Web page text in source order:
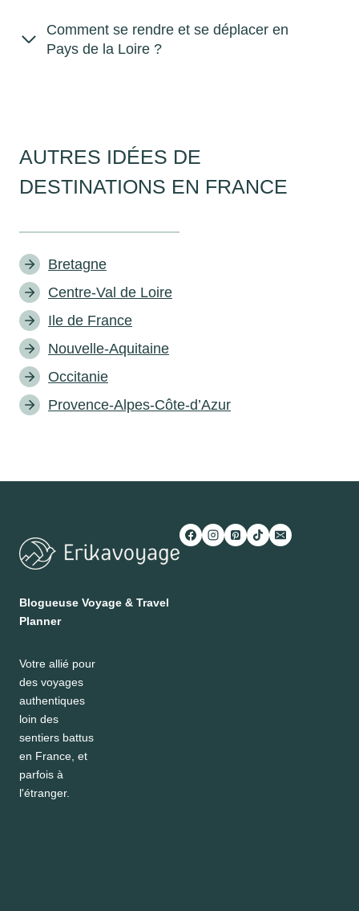
Comment se rendre et se déplacer en
Pays de la Loire ?
AUTRES IDÉES DE
DESTINATIONS EN FRANCE
Bretagne
Centre-Val de Loire
Ile de France
Nouvelle-Aquitaine
Occitanie
Provence-Alpes-Côte-d’Azur
Blogueuse Voyage & Travel
Planner
Votre allié pour
des voyages
authentiques
loin des
sentiers battus
en France, et
parfois à
l'étranger.